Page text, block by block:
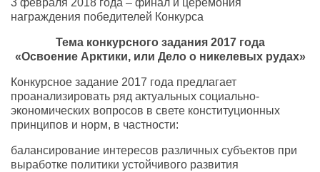
3 февраля 2018 года – финал и церемония
награждения победителей Конкурса
Тема конкурсного задания 2017 года
«Освоение Арктики, или Дело о никелевых рудах»
Конкурсное задание 2017 года предлагает
проанализировать ряд актуальных социально-
экономических вопросов в свете конституционных
принципов и норм, в частности:
балансирование интересов различных субъектов при
выработке политики устойчивого развития